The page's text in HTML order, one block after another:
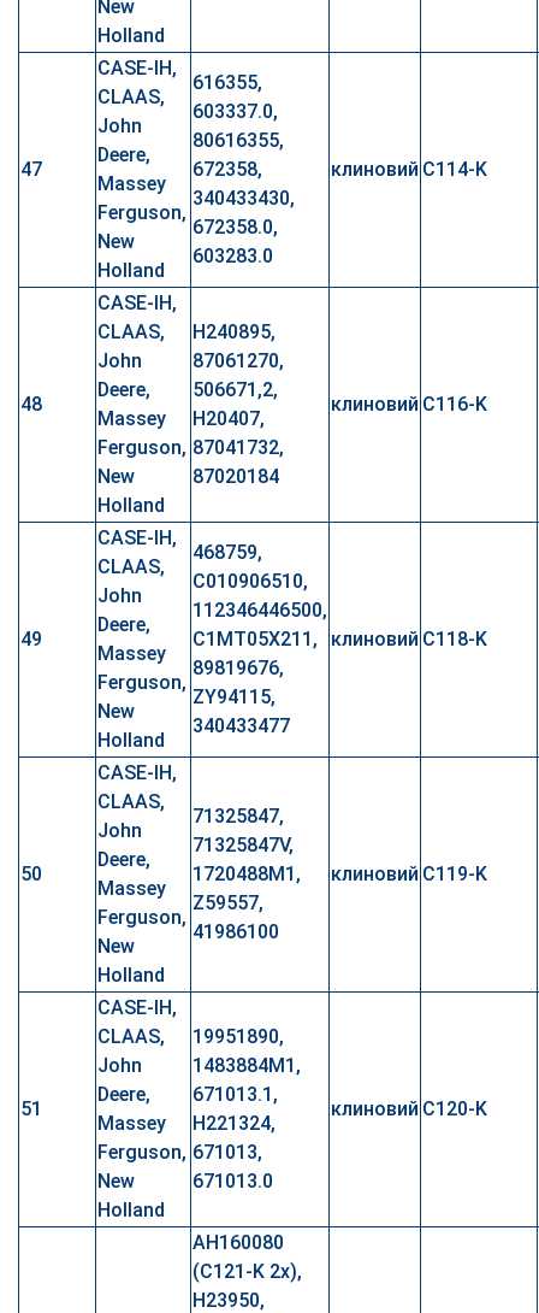
New
Holland
47
CASE-IH,
CLAAS,
John
Deere,
Massey
Ferguson,
New
Holland
616355,
603337.0,
80616355,
672358,
340433430,
672358.0,
603283.0
клиновий C114-K
48
CASE-IH,
CLAAS,
John
Deere,
Massey
Ferguson,
New
Holland
H240895,
87061270,
506671,2,
H20407,
87041732,
87020184
клиновий C116-K
49
CASE-IH,
CLAAS,
John
Deere,
Massey
Ferguson,
New
Holland
468759,
C010906510,
112346446500,
C1MT05X211,
89819676,
ZY94115,
340433477
клиновий C118-K
50
CASE-IH,
CLAAS,
John
Deere,
Massey
Ferguson,
New
Holland
71325847,
71325847V,
1720488M1,
Z59557,
41986100
клиновий C119-K
51
CASE-IH,
CLAAS,
John
Deere,
Massey
Ferguson,
New
Holland
19951890,
1483884M1,
671013.1,
H221324,
671013,
671013.0
клиновий C120-K
AH160080
(C121-K 2x),
H23950,